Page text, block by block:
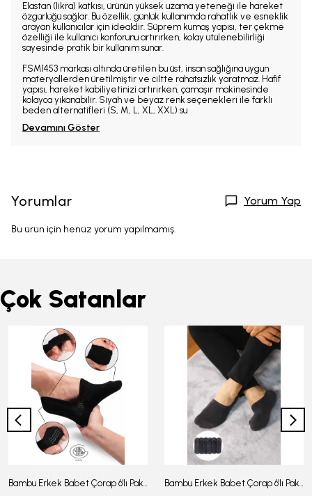
Elastan (likra) katkısı, ürünün yüksek uzama yeteneği ile hareket
özgürlüğü sağlar. Bu özellik, günlük kullanımda rahatlık ve esneklik
arayan kullanıcılar için idealdir. Süprem kumaş yapısı, ter çekme
özelliği ile kullanıcı konforunu artırırken, kolay ütülenebilirliği
sayesinde pratik bir kullanım sunar.
FSM1453 markası altında üretilen bu üst, insan sağlığına uygun
materyallerden üretilmiştir ve ciltte rahatsızlık yaratmaz. Hafif
yapısı, hareket kabiliyetinizi artırırken, çamaşır makinesinde
kolayca yıkanabilir. Siyah ve beyaz renk seçenekleri ile farklı
beden alternatifleri (S, M, L, XL, XXL) su
Devamını Göster
Yorumlar Yorum Yap
Bu ürün için henüz yorum yapılmamış.
Çok Satanlar
Bambu Erkek Babet Çorap 6'lı Paket - J-03 Bambu Erkek Babet Çorap 6'lı Paket -J-08